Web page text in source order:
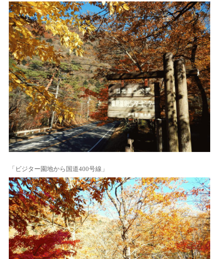
「ビジター園地から国道400号線」